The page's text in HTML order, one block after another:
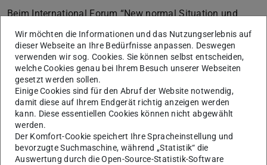
Beim International Forum “New normal Situation und
Immigration” am 29. April an der
Chonnam National University
Dept of Ethics Education
Südkorea
Im Vortrag referieren Ju Yun Park und Olga Zitzelsberger
zur historischen Entwicklung der MSO in Deutschland in
den letzten Jahrzehnten, verorten diese in den
wissenschaftlichen Diskurs und berichten vom Projekt
Wir möchten die Informationen und das Nutzungserlebnis auf
dieser Webseite an Ihre Bedürfnisse anpassen. Deswegen
verwenden wir sog. Cookies. Sie können selbst entscheiden,
welche Cookies genau bei Ihrem Besuch unserer Webseiten
gesetzt werden sollen.
Einige Cookies sind für den Abruf der Website notwendig,
damit diese auf Ihrem Endgerät richtig anzeigen werden
kann. Diese essentiellen Cookies können nicht abgewählt
werden.
Der Komfort-Cookie speichert Ihre Spracheinstellung und
bevorzugte Suchmaschine, während „Statistik“ die
Auswertung durch die Open-Source-Statistik-Software